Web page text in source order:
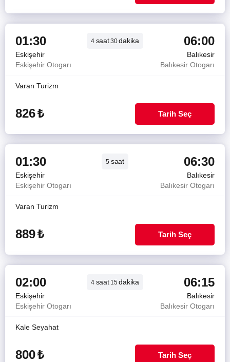
01:30 4 saat30dakika 06:00
Eskişehir
Balıkesir
Eskişehir Otogarı
Balıkesir Otogarı
Varan Turizm
826₺ Tarih Seç
01:30 5 saat 06:30
Eskişehir
Balıkesir
Eskişehir Otogarı
Balıkesir Otogarı
Varan Turizm
889₺ Tarih Seç
02:00 4 saat15dakika 06:15
Eskişehir
Balıkesir
Eskişehir Otogarı
Balıkesir Otogarı
Kale Seyahat
800₺ Tarih Seç